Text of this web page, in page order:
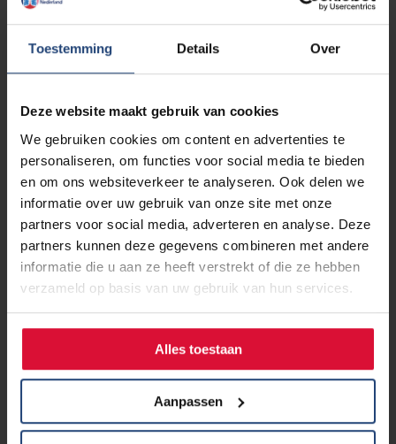
Toestemming Details Over
Deze website maakt gebruik van cookies
We gebruiken cookies om content en advertenties te
personaliseren, om functies voor social media te bieden
en om ons websiteverkeer te analyseren. Ook delen we
informatie over uw gebruik van onze site met onze
partners voor social media, adverteren en analyse. Deze
partners kunnen deze gegevens combineren met andere
informatie die u aan ze heeft verstrekt of die ze hebben
verzameld op basis van uw gebruik van hun services.
Alles toestaan
Aanpassen
Lees verder...
22 september 2025
Cryotherapie bij longkanker: wat is
het en hoe werkt het?